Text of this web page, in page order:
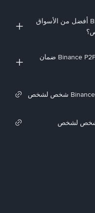
ما الذي يجعل منصّة Binance P2P أفضل من الأسواق
كيف أحمي نفسي من الاحتيال؟ Binance P2P ضمان
شخص لشخص